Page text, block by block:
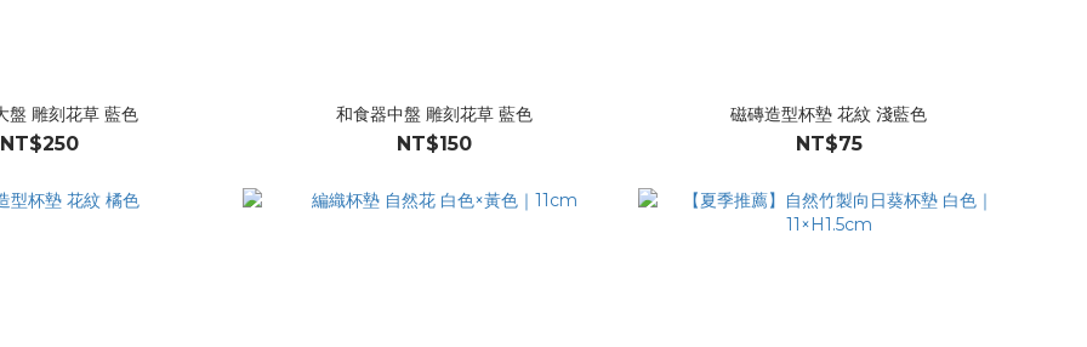
盤 雕刻花草 藍色
NT$250
和食器中盤 雕刻花草 藍色
NT$150
磁磚造型杯墊 花紋 淺藍色
NT$75